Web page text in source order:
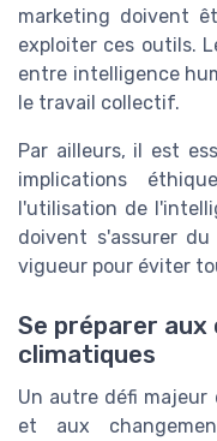
marketing doivent
exploiter ces outils.
entre intelligence
le travail collectif.
Par ailleurs, il est
implications
l'utilisation de
doivent s'assurer
vigueur pour éviter
Se préparer
climatiques
Un autre défi majeur
et aux